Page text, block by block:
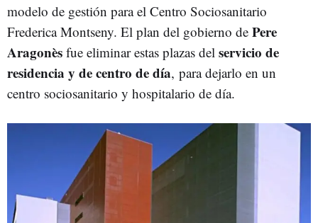
modelo de gestión para el Centro Sociosanitario
Frederica Montseny. El plan del gobierno de Pere
Aragonès fue eliminar estas plazas del servicio de
residencia y de centro de día, para dejarlo en un
centro sociosanitario y hospitalario de día.